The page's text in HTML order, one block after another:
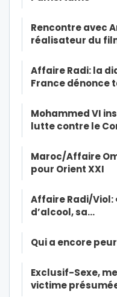
Rencontre avec
réalisateur du
Affaire Radi: la
France dénonce
Mohammed VI
lutte contre le
Maroc/Affaire
pour Orient XXI
Affaire Radi/Viol:
d’alcool, sa…
Qui a encore
Exclusif-Sexe,
victime